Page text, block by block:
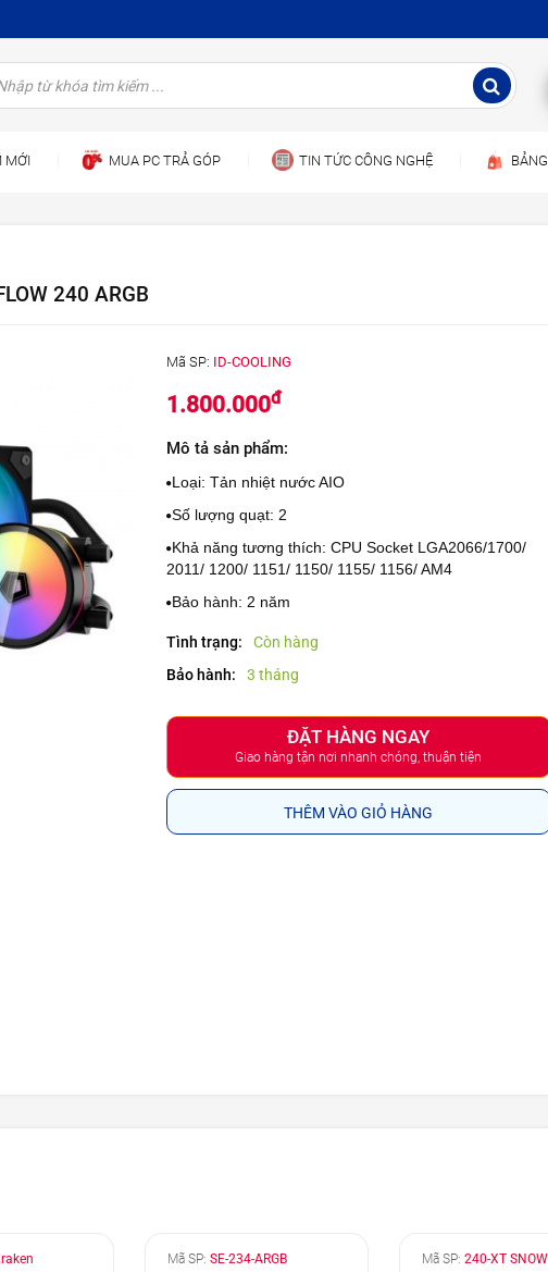
MỚI MUA PC TRẢ GÓP TIN TỨC CÔNG NGHỆ
240 ARGB
Mã SP: ID-COOLING
1.800.000đ
Mô tả sản phẩm:
Loại: Tản nhiệt nước AIO
Số lượng quạt: 2
Khả năng tương thích: CPU Socket LGA2066/1700/
2011/ 1200/ 1151/ 1150/ 1155/ 1156/ AM4
Bảo hành: 2 năm
Tình trạng:
Còn hàng
Bảo hành:
3 tháng
ĐẶT HÀNG NGAY
Giao hàng tận nơi nhanh chóng, thuận tiện
THÊM VÀO GIỎ HÀNG
Mã SP: SE-234-ARGB Mã SP: 240-XT SNOW